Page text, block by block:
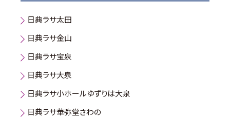
日典ラサ太田
日典ラサ金山
日典ラサ宝泉
日典ラサ大泉
日典ラサ小ホールゆずりは大泉
日典ラサ華弥堂さわの